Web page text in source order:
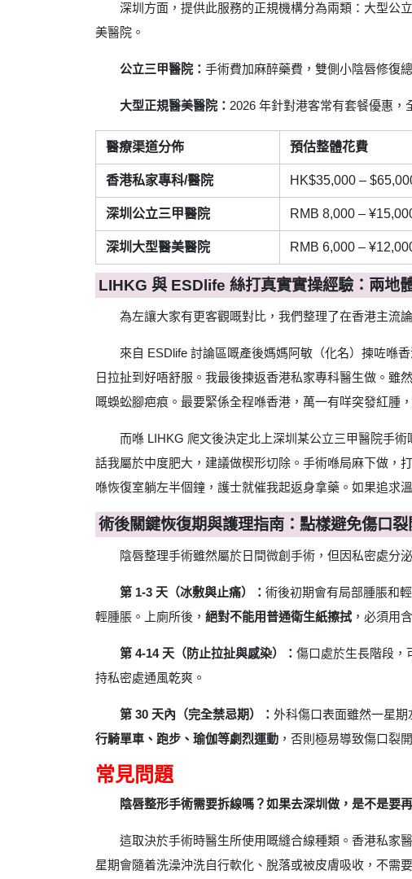
深圳方面，提供此服務的正規機構分為兩類：大型公
美醫院。
公立三甲醫院： 手術費加麻醉藥費，雙側小陰唇修復
大型正規醫美醫院： 2026 年針對港客常有套餐優惠，
醫療渠道分佈 預估整體花費
香港私家專科/醫院 HK$35,000 –
深圳公立三甲醫院 RMB 8,000 –
深圳大型醫美醫院 RMB 6,000 –
LIHKG 與 ESDlife 絲打真實實操經驗：兩地
為左讓大家有更客觀嘅對比，我們整理了在香港主流
來自 ESDlife 討論區嘅產後媽媽阿敏（化名）揀咗喺
日拉扯到好唔舒服。我最後揀返香港私家專科醫生做。雖
嘅蜈蚣腳疤痕。最要緊係全程喺香港，萬一有咩突發紅腫
而喺 LIHKG 爬文後決定北上深圳某公立三甲醫院手
話我屬於中度肥大，建議做楔形切除。手術喺局麻下做，
喺恢復室躺左半個鐘，護士就催我起返身拿藥。如果追求
術後關鍵恢復期與護理指南：點樣避免傷口裂
陰唇整理手術雖然屬於日間微創手術，但因私密處分
第 1-3 天（冰敷與止痛）： 術後初期會有局部腫脹和
輕腫脹。上廁所後， 絕對不能用普通衛生紙擦拭 ，必須用
第 4-14 天（防止拉扯與感染）： 傷口處於生長階段，
持私密處通風乾爽。
第 30 天內（完全禁忌期）： 外科傷口表面雖然一星期
行騎單車、跑步、瑜伽等劇烈運動 ，否則極易導致傷口裂
常見問題
陰唇整形手術需要拆線嗎？如果去深圳做，是不是要
這取決於手術時醫生所使用嘅縫合線種類。香港私家
星期會隨着洗澡沖洗自行軟化、脫落或被皮膚吸收，不需